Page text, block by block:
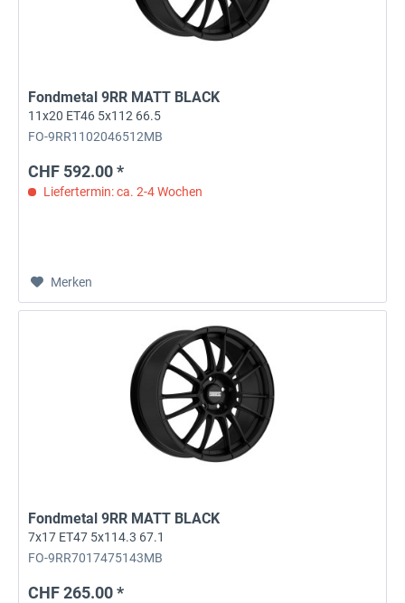
Fondmetal 9RR MATT BLACK
11x20 ET46 5x112 66.5
FO-9RR1102046512MB
CHF 592.00 *
Liefertermin: ca. 2-4 Wochen
Merken
Fondmetal 9RR MATT BLACK
7x17 ET47 5x114.3 67.1
FO-9RR7017475143MB
CHF 265.00 *